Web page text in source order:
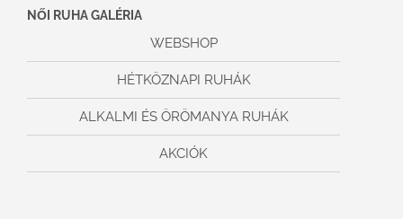
NŐI RUHA GALÉRIA
WEBSHOP
HÉTKÖZNAPI RUHÁK
ALKALMI ÉS ÖRÖMANYA RUHÁK
AKCIÓK